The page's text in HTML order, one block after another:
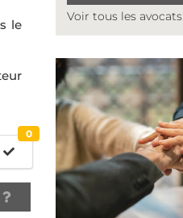
le
0
Voir tous les avocats